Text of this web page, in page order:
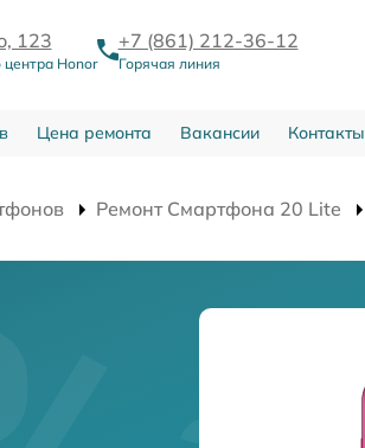
123
центра Honor
+7 (861) 212-36-12
Горячая линия
Цена ремонта Вакансии Контакты
Ремонт Смартфона 20 Lite